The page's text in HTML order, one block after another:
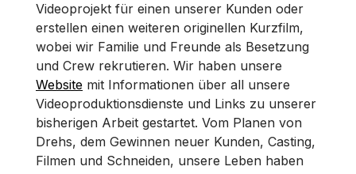
Videoprojekt für einen unserer Kunden oder
erstellen einen weiteren originellen Kurzfilm,
wobei wir Familie und Freunde als Besetzung
und Crew rekrutieren. Wir haben unsere
Website mit Informationen über all unsere
Videoproduktionsdienste und Links zu unserer
bisherigen Arbeit gestartet. Vom Planen von
Drehs, dem Gewinnen neuer Kunden, Casting,
Filmen und Schneiden, unsere Leben haben